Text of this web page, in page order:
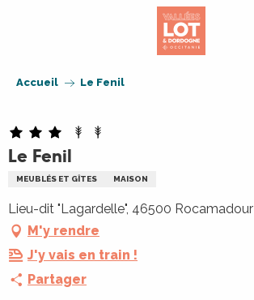
Accueil Le Fenil
Le Fenil
MEUBLÉS ET GÎTES MAISON
Lieu-dit "Lagardelle", 46500 Rocamadour
M'y rendre
J'y vais en train !
Partager